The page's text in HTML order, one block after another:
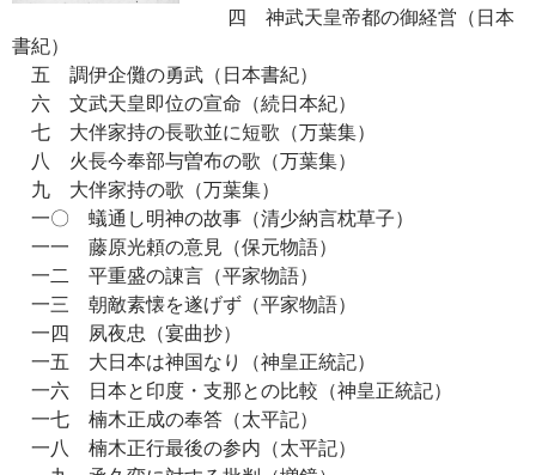
四 神武天皇帝都の御経営（日本
書紀）
五 調伊企儺の勇武（日本書紀）
六 文武天皇即位の宣命（続日本紀）
七 大伴家持の長歌並に短歌（万葉集）
八 火長今奉部与曽布の歌（万葉集）
九 大伴家持の歌（万葉集）
一〇 蟻通し明神の故事（清少納言枕草子）
一一 藤原光頼の意見（保元物語）
一二 平重盛の諌言（平家物語）
一三 朝敵素懐を遂げず（平家物語）
一四 夙夜忠（宴曲抄）
一五 大日本は神国なり（神皇正統記）
一六 日本と印度・支那との比較（神皇正統記）
一七 楠木正成の奉答（太平記）
一八 楠木正行最後の参内（太平記）